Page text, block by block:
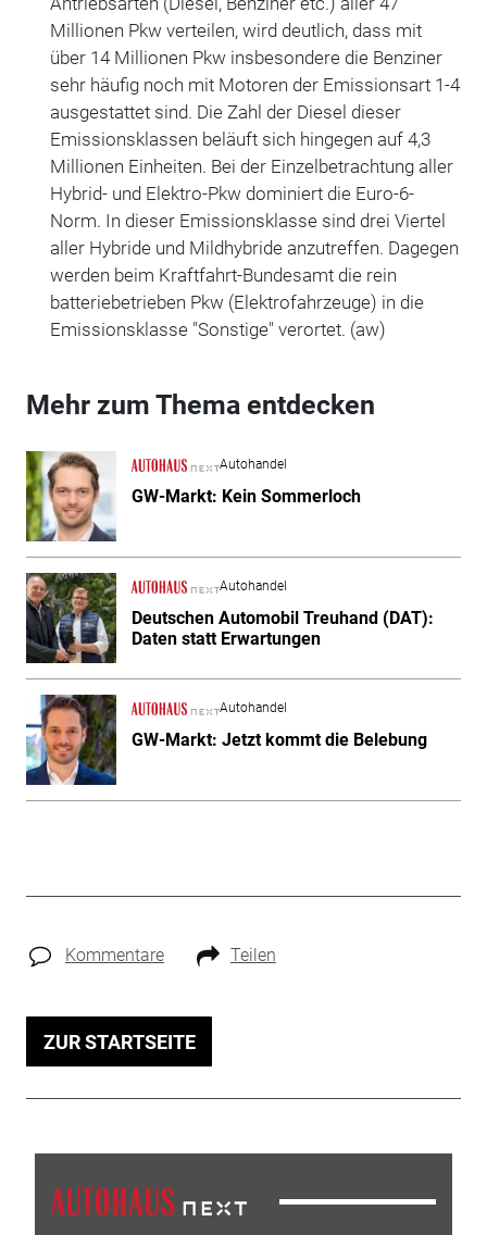
Millionen Pkw verteilen, wird deutlich, dass mit
über 14 Millionen Pkw insbesondere die Benziner
sehr häufig noch mit Motoren der Emissionsart 1-4
ausgestattet sind. Die Zahl der Diesel dieser
Emissionsklassen beläuft sich hingegen auf 4,3
Millionen Einheiten. Bei der Einzelbetrachtung aller
Hybrid- und Elektro-Pkw dominiert die Euro-6-
Norm. In dieser Emissionsklasse sind drei Viertel
aller Hybride und Mildhybride anzutreffen. Dagegen
werden beim Kraftfahrt-Bundesamt die rein
batteriebetrieben Pkw (Elektrofahrzeuge) in die
Emissionsklasse "Sonstige" verortet. (aw)
Mehr zum Thema entdecken
Autohandel
GW-Markt: Kein Sommerloch
Autohandel
Deutschen Automobil Treuhand (DAT):
Daten statt Erwartungen
Autohandel
GW-Markt: Jetzt kommt die Belebung
Kommentare Teilen
ZUR STARTSEITE